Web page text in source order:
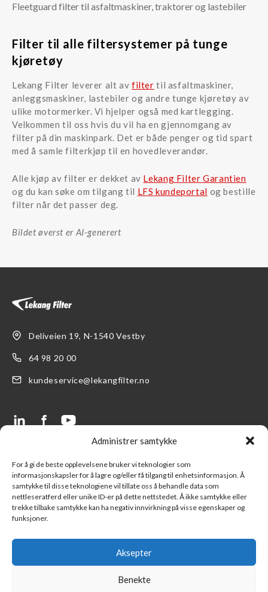
Administrer samtykke
For å gi de beste opplevelsene bruker vi teknologier som
informasjonskapsler for å lagre og/eller få tilgang til enhetsinformasjon. Å
samtykke til disse teknologiene vil tillate oss å behandle data som
nettleseratferd eller unike ID-er på dette nettstedet. Å ikke samtykke eller
trekke tilbake samtykke kan ha negativ innvirkning på visse egenskaper og
funksjoner.
Aksepter
Benekte
Fleetguard filter til asfaltmaskiner, traktorer og lastebiler
Filter til alle filtersystemer på tunge
kjøretøy
Lekang Filter leverer alt av filter til asfaltmaskiner,
anleggsmaskiner, lastebiler og andre tunge kjøretøy av
ulike motormerker. Vi hjelper også med kartlegging.
Velkommen til oss hvis du vil ha en gjennomgang av
filter på din maskinpark. Det er både penger og tid spart
med å samle filterkjøp til en hovedleverandør.
Alle kjøp av filter er dekket av Lekang Filter Garantien
og du kan søke om tilgang til LFS kundeportal og bestille
filter når det passer deg.
Bildet øverst er AI-generert
Deliveien 19, N-1540 Vestby
64 98 20 00
kundeservice@lekangfilter.no
Produkter
Finn en forhandler
Logg inn LFS kundeportal
Part of Lekang Group
FAQ- Ofte stilte spørsmål
Kontakt oss
Salgsbetingelser